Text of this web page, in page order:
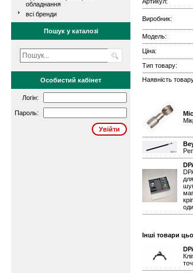
обладнання
всі бренди
Пошук у каталозі
Особистий кабінет
Логін:
Пароль:
Виробник:
Модель:
Ціна:
Тип товару:
Наявність
Інші товари